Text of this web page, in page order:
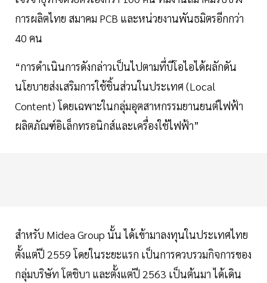
การผลิตไทย สมาคม PCB และหน่วยงานพันธมิตรอีกกว่า
40 คน
“การดำเนินการดังกล่าวเป็นไปตามที่บีโอไอได้ผลักดัน
นโยบายส่งเสริมการใช้ชิ้นส่วนในประเทศ (Local
Content) โดยเฉพาะในกลุ่มอุตสาหกรรมยานยนต์ไฟฟ้า
ผลิตภัณฑ์อิเล็กทรอนิกส์และเครื่องใช้ไฟฟ้า”
สำหรับ Midea Group นั้น ได้เข้ามาลงทุนในประเทศไทย
ตั้งแต่ปี 2559 โดยในระยะแรก เป็นการควบรวมกิจการของ
กลุ่มบริษัท โตชิบา และตั้งแต่ปี 2563 เป็นต้นมา ได้เดิน